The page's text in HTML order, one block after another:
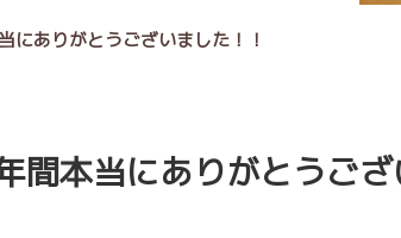
にありがとうございました！！
本当にありがとうござ